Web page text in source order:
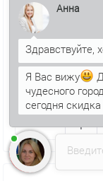
в наличии
Анна
Я Вас вижу
чудесного
сегодня скидка